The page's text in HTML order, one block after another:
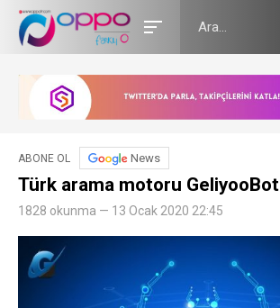
ABONE OL News
Türk arama motoru GeliyooBot
1828 okunma — 13 Ocak 2020 22:45